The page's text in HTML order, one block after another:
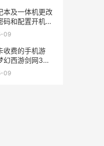
本及一体机更改
码和配置开机密
联想笔记本一插
09
收费的手机游
幻西游剑网3：
等主推 点卡收费
09